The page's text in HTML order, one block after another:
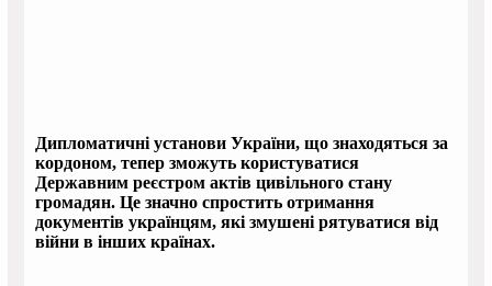
Дипломатичні установи України, що знаходяться за
кордоном, тепер зможуть користуватися
Державним реєстром актів цивільного стану
громадян. Це значно спростить отримання
документів українцям, які змушені рятуватися від
війни в інших країнах.